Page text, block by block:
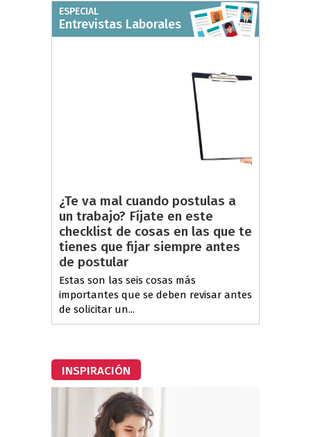
ESPECIAL
Entrevistas Laborales
¿Te va mal cuando postulas a
un trabajo? Fíjate en este
checklist de cosas en las que te
tienes que fijar siempre antes
de postular
Estas son las seis cosas más
importantes que se deben revisar antes
de solicitar un...
INSPIRACIÓN